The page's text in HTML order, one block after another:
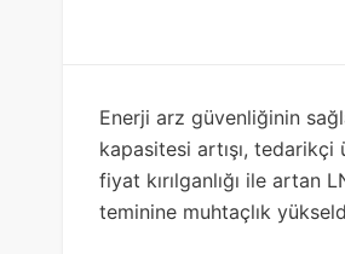
Enerji arz güvenliğinin
kapasitesi artışı,
fiyat kırılganlığı ile artan
teminine muhtaçlık